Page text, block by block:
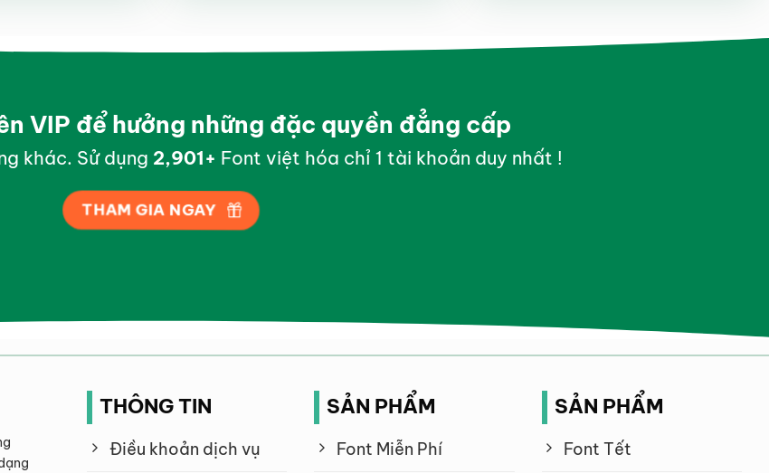
VIP để hưởng những đặc quyền đẳng cấp
khác. Sử dụng 2,999+ Font việt hóa chỉ 1 tài khoản duy nhất !
THAM GIA NGAY
THÔNG TIN
Điều khoản dịch vụ
SẢN PHẨM
Font Miễn Phí
SẢN PHẨM
Font Tết